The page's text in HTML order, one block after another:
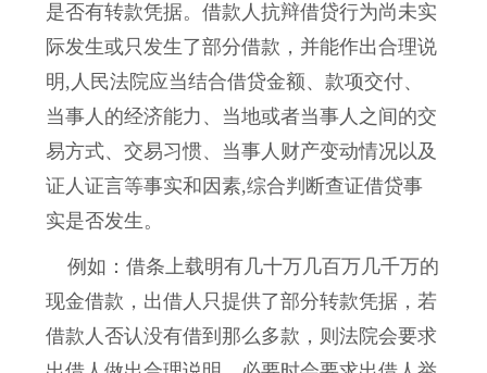
是否有转款凭据。借款人抗辩借贷行为尚未实
际发生或只发生了部分借款，并能作出合理说
明,人民法院应当结合借贷金额、款项交付、
当事人的经济能力、当地或者当事人之间的交
易方式、交易习惯、当事人财产变动情况以及
证人证言等事实和因素,综合判断查证借贷事
实是否发生。
例如：借条上载明有几十万几百万几千万的
现金借款，出借人只提供了部分转款凭据，若
借款人否认没有借到那么多款，则法院会要求